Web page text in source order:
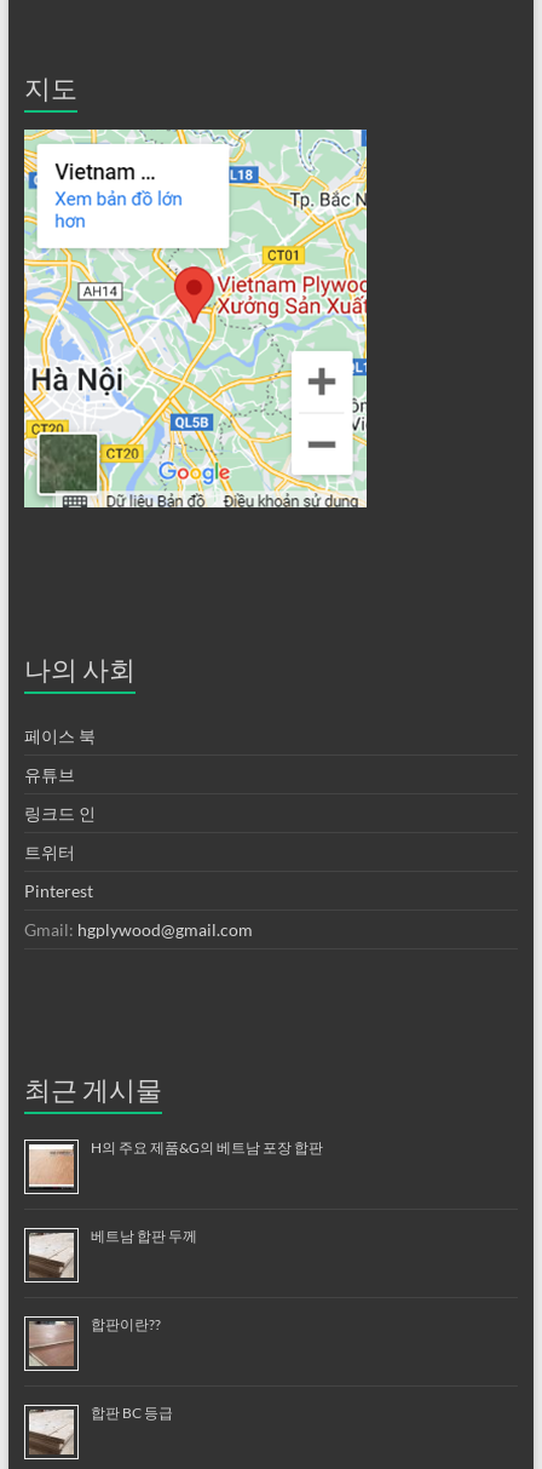
지도
나의 사회
페이스 북
유튜브
링크드 인
트위터
Pinterest
Gmail: hgplywood@gmail.com
최근 게시물
H의 주요 제품&G의 베트남 포장 합판
베트남 합판 두께
합판이란??
합판 BC 등급